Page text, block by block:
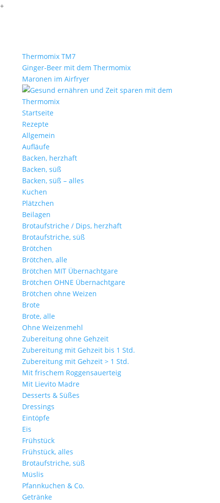
+
Thermomix TM7
Ginger-Beer mit dem Thermomix
Maronen im Airfryer
Startseite
Rezepte
Allgemein
Aufläufe
Backen, herzhaft
Backen, süß
Backen, süß – alles
Kuchen
Plätzchen
Beilagen
Brotaufstriche / Dips, herzhaft
Brotaufstriche, süß
Brötchen
Brötchen, alle
Brötchen MIT Übernachtgare
Brötchen OHNE Übernachtgare
Brötchen ohne Weizen
Brote
Brote, alle
Ohne Weizenmehl
Zubereitung ohne Gehzeit
Zubereitung mit Gehzeit bis 1 Std.
Zubereitung mit Gehzeit > 1 Std.
Mit frischem Roggensauerteig
Mit Lievito Madre
Desserts & Süßes
Dressings
Eintöpfe
Eis
Frühstück
Frühstück, alles
Brotaufstriche, süß
Müslis
Pfannkuchen & Co.
Getränke